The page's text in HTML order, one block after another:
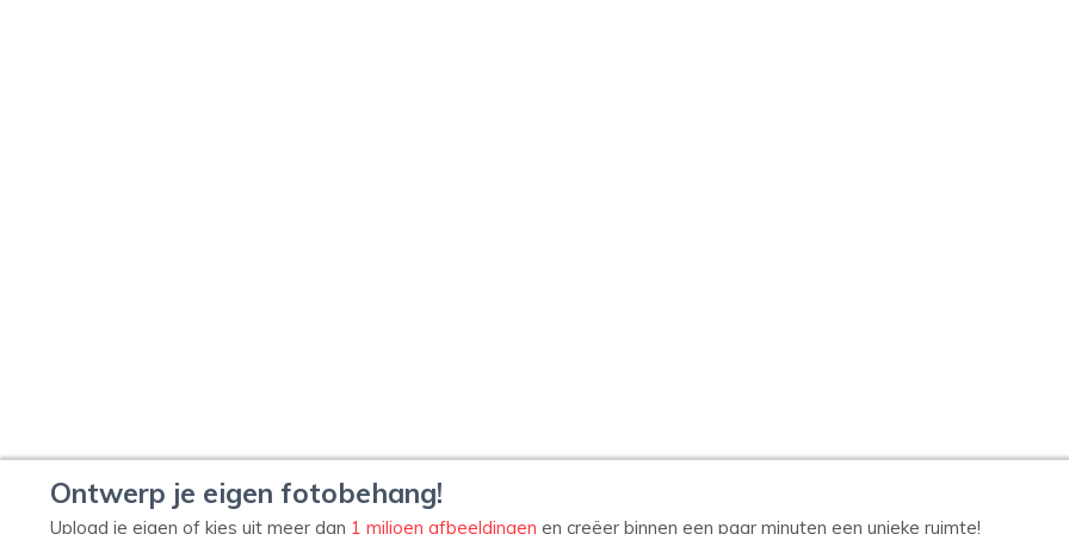
Ontwerp je eigen fotobehang!
Upload je eigen of kies uit meer dan 1 miljoen afbeeldingen en creëer binnen een paar minuten een unieke ruimte!